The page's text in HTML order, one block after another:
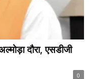
दौरा, एसडीजी
0